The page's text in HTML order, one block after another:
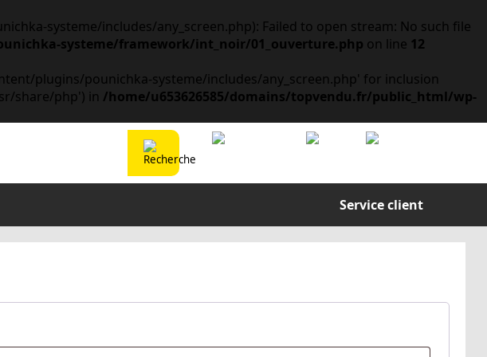
systeme/includes/any_screen.php): Failed to open stream: No such file
systeme/framework/int_noir/01_ouverture.php on line 12
plugins/pounichka-systeme/includes/any_screen.php' for inclusion
share/php') in /home/u653626585/domains/topvendu.fr/public_html/wp-
Service client